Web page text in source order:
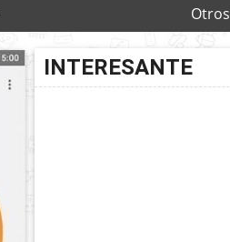
Otros
INTERESANTE